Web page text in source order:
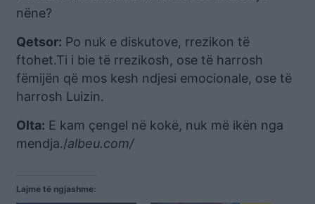
nëne?
Qetsor: Po nuk e diskutove, rrezikon të
ftohet.Ti i bie të rrezikosh, ose të harrosh
fëmijën që mos kesh ndjesi emocionale, ose të
harrosh Luizin.
Olta: E kam çengel në kokë, nuk më ikën nga
mendja./albeu.com/
Lajme të ngjashme: